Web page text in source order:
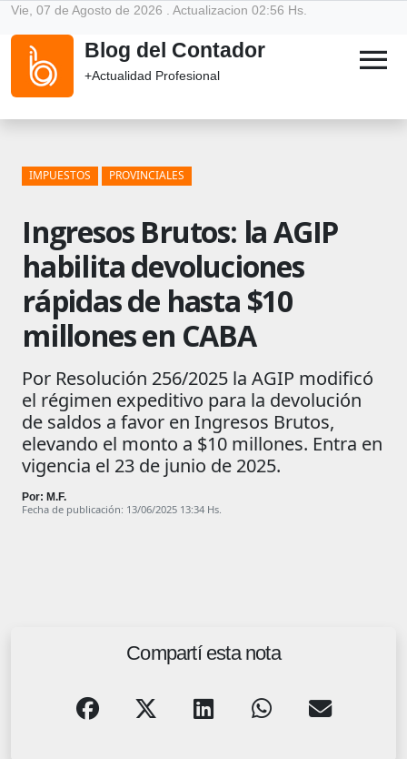
Vie, 07 de Agosto de 2026 . Actualizacion 02:56 Hs.
Blog del Contador
+Actualidad Profesional menu
IMPUESTOS PROVINCIALES
Ingresos Brutos: la AGIP
habilita devoluciones
rápidas de hasta $10
millones en CABA
Por Resolución 256/2025 la AGIP modificó
el régimen expeditivo para la devolución
de saldos a favor en Ingresos Brutos,
elevando el monto a $10 millones. Entra en
vigencia el 23 de junio de 2025.
Por: M.F.
Fecha de publicación: 13/06/2025 13:34 Hs.
Compartí esta nota